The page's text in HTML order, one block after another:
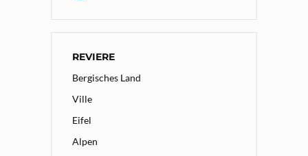
REVIERE
Bergisches Land
Ville
Eifel
Alpen